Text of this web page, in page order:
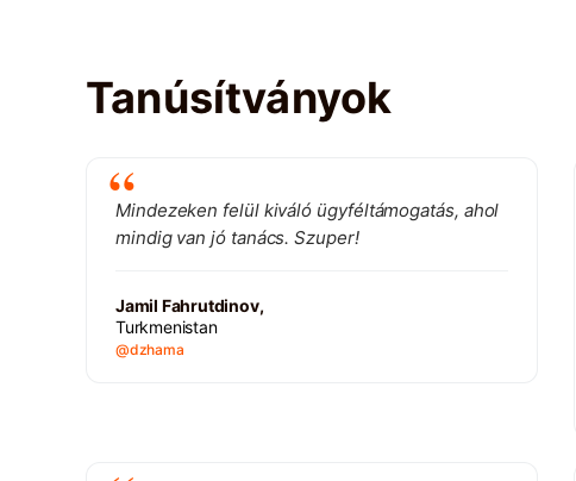
Tanúsítványok
Mindezeken felül kiváló ügyféltámogatás, ahol
mindig van jó tanács. Szuper!
Jamil Fahrutdinov,
Turkmenistan
@dzhama